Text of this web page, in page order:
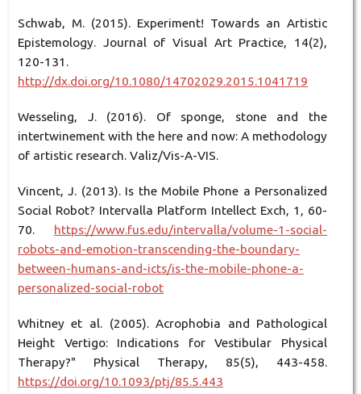
Schwab, M. (2015). Experiment! Towards an Artistic
Epistemology. Journal of Visual Art Practice, 14(2),
120-131.
http://dx.doi.org/10.1080/14702029.2015.1041719
Wesseling, J. (2016). Of sponge, stone and the
intertwinement with the here and now: A methodology
of artistic research. Valiz/Vis-A-VIS.
Vincent, J. (2013). Is the Mobile Phone a Personalized
Social Robot? Intervalla Platform Intellect Exch, 1, 60-
70. https://www.fus.edu/intervalla/volume-1-social-
robots-and-emotion-transcending-the-boundary-
between-humans-and-icts/is-the-mobile-phone-a-
personalized-social-robot
Whitney et al. (2005). Acrophobia and Pathological
Height Vertigo: Indications for Vestibular Physical
Therapy?" Physical Therapy, 85(5), 443-458.
https://doi.org/10.1093/ptj/85.5.443